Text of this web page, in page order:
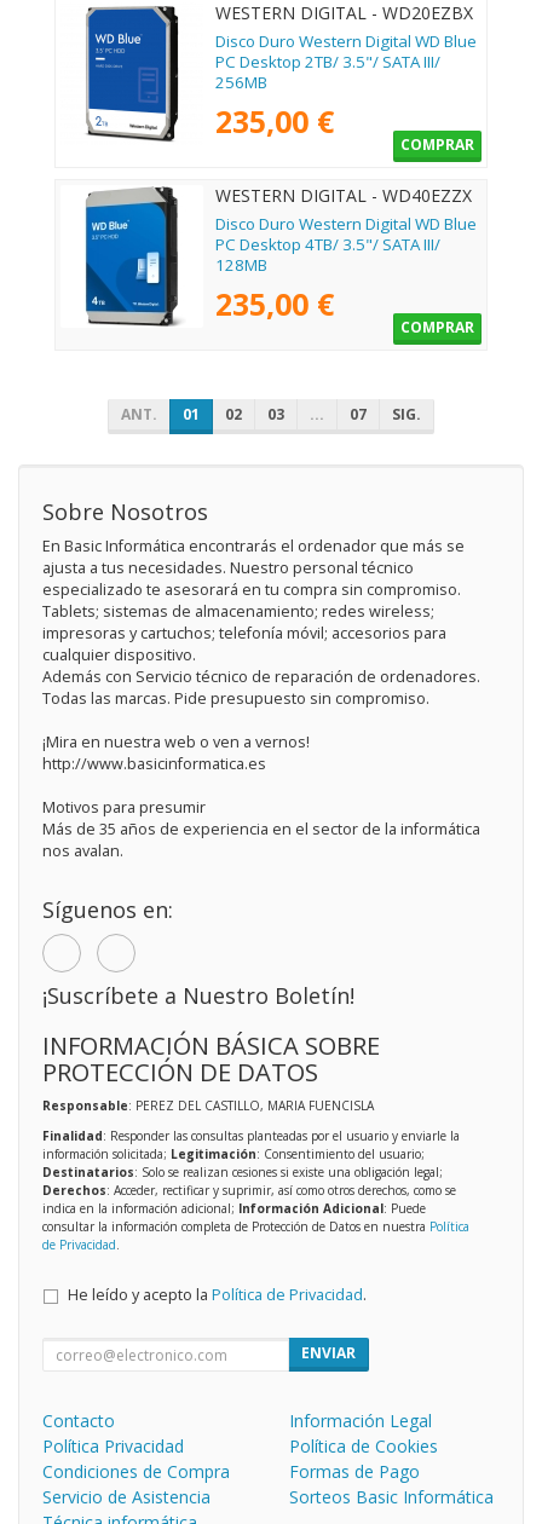
WESTERN DIGITAL - WD20EZBX
Disco Duro Western Digital WD Blue
PC Desktop 2TB/ 3.5"/ SATA III/
256MB
235,00 €
COMPRAR
WESTERN DIGITAL - WD40EZZX
Disco Duro Western Digital WD Blue
PC Desktop 4TB/ 3.5"/ SATA III/
128MB
235,00 €
COMPRAR
ANT. 01 02 03 ... 07 SIG.
Sobre Nosotros
En Basic Informática encontrarás el ordenador que más se
ajusta a tus necesidades. Nuestro personal técnico
especializado te asesorará en tu compra sin compromiso.
Tablets; sistemas de almacenamiento; redes wireless;
impresoras y cartuchos; telefonía móvil; accesorios para
cualquier dispositivo.
Además con Servicio técnico de reparación de ordenadores.
Todas las marcas. Pide presupuesto sin compromiso.
¡Mira en nuestra web o ven a vernos!
http://www.basicinformatica.es
Motivos para presumir
Más de 35 años de experiencia en el sector de la informática
nos avalan.
Síguenos en:
¡Suscríbete a Nuestro Boletín!
INFORMACIÓN BÁSICA SOBRE
PROTECCIÓN DE DATOS
Responsable: PEREZ DEL CASTILLO, MARIA FUENCISLA
Finalidad: Responder las consultas planteadas por el usuario y enviarle la
información solicitada; Legitimación: Consentimiento del usuario;
Destinatarios: Solo se realizan cesiones si existe una obligación legal;
Derechos: Acceder, rectificar y suprimir, así como otros derechos, como se
indica en la información adicional; Información Adicional: Puede
consultar la información completa de Protección de Datos en nuestra Política
de Privacidad.
He leído y acepto la Política de Privacidad.
ENVIAR
Contacto
Información Legal
Política Privacidad
Política de Cookies
Condiciones de Compra
Formas de Pago
Servicio de Asistencia
Sorteos Basic Informática